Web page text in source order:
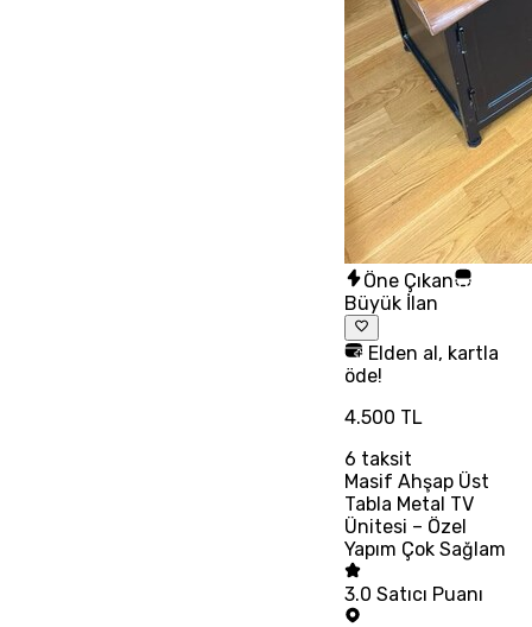
Öne Çıkan
Büyük İlan
Elden al, kartla
öde!
4.500 TL
6 taksit
Masif Ahşap Üst
Tabla Metal TV
Ünitesi – Özel
Yapım Çok Sağlam
3.0 Satıcı Puanı